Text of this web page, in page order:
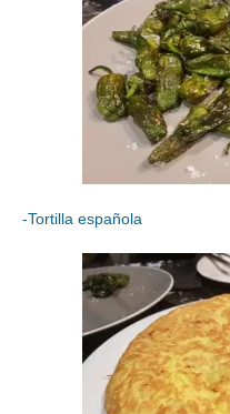
-Tortilla española